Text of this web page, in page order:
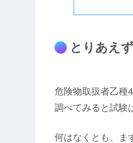
とりあえ
危険物取扱者乙種
調べてみると試験
何はなくとも、ま